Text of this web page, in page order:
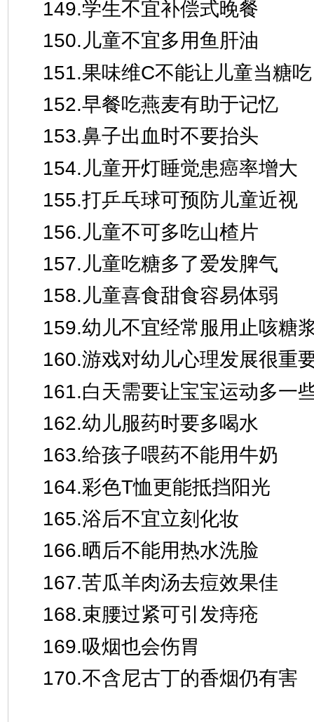
149.学生不宜补偿式晚餐
150.儿童不宜多用鱼肝油
151.果味维C不能让儿童当糖吃
152.早餐吃燕麦有助于记忆
153.鼻子出血时不要抬头
154.儿童开灯睡觉患癌率增大
155.打乒乓球可预防儿童近视
156.儿童不可多吃山楂片
157.儿童吃糖多了爱发脾气
158.儿童喜食甜食容易体弱
159.幼儿不宜经常服用止咳糖
160.游戏对幼儿心理发展很重
161.白天需要让宝宝运动多一
162.幼儿服药时要多喝水
163.给孩子喂药不能用牛奶
164.彩色T恤更能抵挡阳光
165.浴后不宜立刻化妆
166.晒后不能用热水洗脸
167.苦瓜羊肉汤去痘效果佳
168.束腰过紧可引发痔疮
169.吸烟也会伤胃
170.不含尼古丁的香烟仍有害